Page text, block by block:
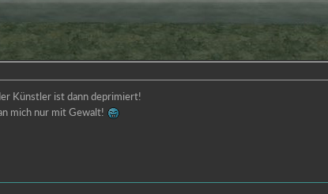
Künstler ist dann deprimiert!
mich nur mit Gewalt!